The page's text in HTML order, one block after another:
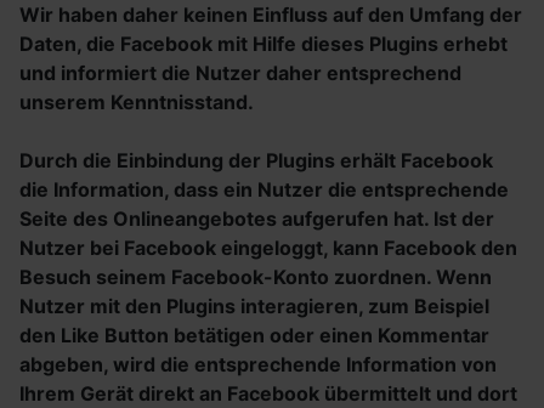
Wir haben daher keinen Einfluss auf den Umfang der
Daten, die Facebook mit Hilfe dieses Plugins erhebt
und informiert die Nutzer daher entsprechend
unserem Kenntnisstand.
Durch die Einbindung der Plugins erhält Facebook
die Information, dass ein Nutzer die entsprechende
Seite des Onlineangebotes aufgerufen hat. Ist der
Nutzer bei Facebook eingeloggt, kann Facebook den
Besuch seinem Facebook-Konto zuordnen. Wenn
Nutzer mit den Plugins interagieren, zum Beispiel
den Like Button betätigen oder einen Kommentar
abgeben, wird die entsprechende Information von
Ihrem Gerät direkt an Facebook übermittelt und dort